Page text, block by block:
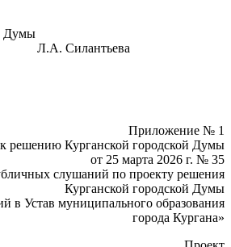
городской Думы
Приложение № 1
к решению Курганской городской Думы
от 25 марта 2026 г. № 35
слушаний по проекту решения
Курганской городской Думы
в Устав муниципального образования
города Кургана»